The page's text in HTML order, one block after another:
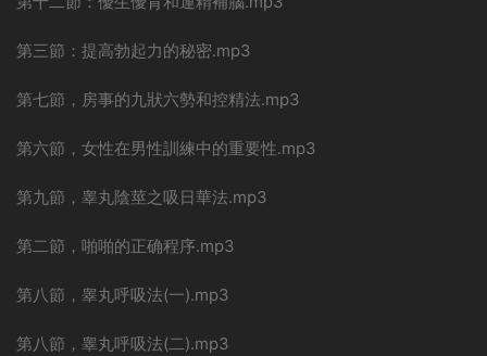
第三節：提高勃起力的秘密.mp3
第七節，房事的九狀六勢和控精法.mp3
第六節，女性在男性訓練中的重要性.mp3
第九節，睾丸陰莖之吸日華法.mp3
第二節，啪啪的正确程序.mp3
第八節，睾丸呼吸法(一).mp3
第八節，睾丸呼吸法(二).mp3